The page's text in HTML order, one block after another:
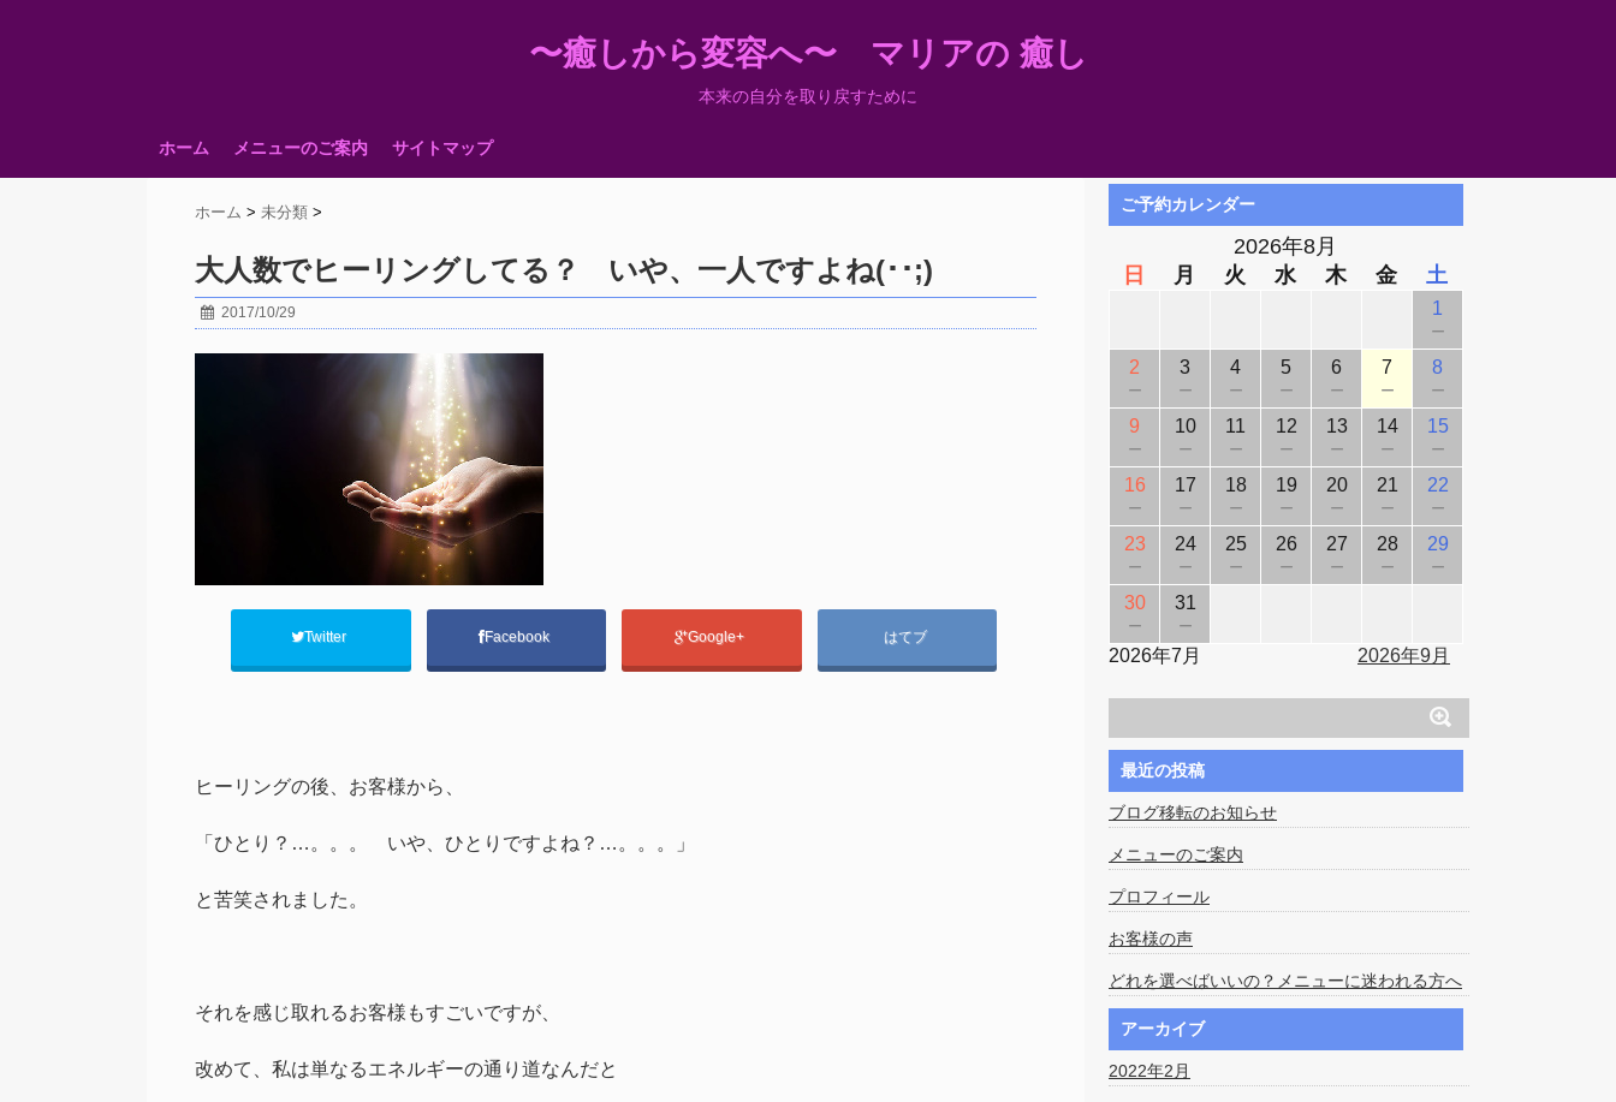
〜癒しから変容へ〜 マリアの 癒し
本来の自分を取り戻すために
ホーム メニューのご案内 サイトマップ
ホーム > 未分類 >
大人数でヒーリングしてる？ いや、一人ですよね(･･;)
2017/10/29
Twitter Facebook Google+ はてブ
ヒーリングの後、お客様から、
「ひとり？…。。。 いや、ひとりですよね？…。。。」
と苦笑されました。
それを感じ取れるお客様もすごいですが、
改めて、私は単なるエネルギーの通り道なんだと
ご予約カレンダー
2026年8月
日
月 火 水 木 金 土
1
－
2
－
3
－
4
－
5
－
6
－
7
－
8
－
9
－
10
－
11
－
12
－
13
－
14
－
15
－
16
－
17
－
18
－
19
－
20
－
21
－
22
－
23
－
24
－
25
－
26
－
27
－
28
－
29
－
30
－
31
－
2026年7月 2026年9月
最近の投稿
ブログ移転のお知らせ
メニューのご案内
プロフィール
お客様の声
どれを選べばいいの？メニューに迷われる方へ
アーカイブ
2022年2月